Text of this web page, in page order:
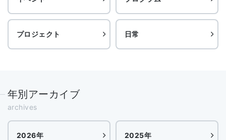
プロジェクト 日常
年別アーカイブ
archives
2026年 2025年